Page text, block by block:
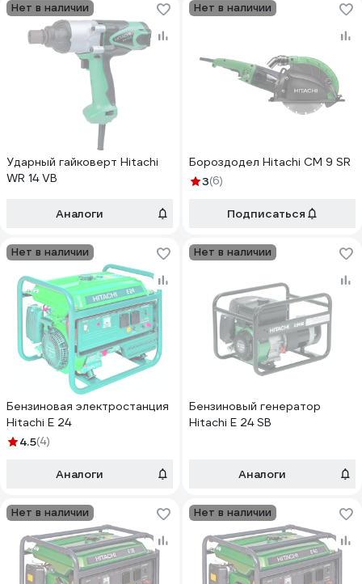
Нет в наличии
Ударный гайковерт Hitachi
WR 14 VB
Аналоги
Нет в наличии
Бороздодел Hitachi CM 9 SR
3(6)
Подписаться
Нет в наличии
Бензиновая электростанция
Hitachi E 24
4.5(4)
Аналоги
Нет в наличии
Бензиновый генератор
Hitachi E 24 SB
Аналоги
Нет в наличии Нет в наличии